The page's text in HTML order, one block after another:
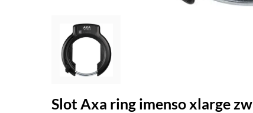
Slot Axa ring imenso xlarge zw